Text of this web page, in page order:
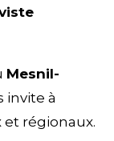
Mesnil-
invite à
régionaux.